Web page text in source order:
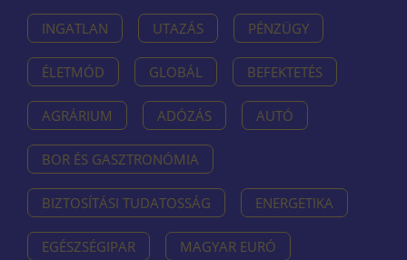
INGATLAN UTAZÁS PÉNZÜGY
ÉLETMÓD GLOBÁL BEFEKTETÉS
AGRÁRIUM ADÓZÁS AUTÓ
BOR ÉS GASZTRONÓMIA
BIZTOSÍTÁSI TUDATOSSÁG ENERGETIKA
EGÉSZSÉGIPAR MAGYAR EURÓ